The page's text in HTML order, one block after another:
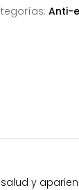
Anti-
y